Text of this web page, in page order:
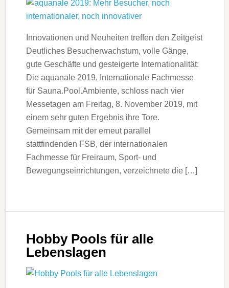
Innovationen und Neuheiten treffen den Zeitgeist
Deutliches Besucherwachstum, volle Gänge,
gute Geschäfte und gesteigerte Internationalität:
Die aquanale 2019, Internationale Fachmesse
für Sauna.Pool.Ambiente, schloss nach vier
Messetagen am Freitag, 8. November 2019, mit
einem sehr guten Ergebnis ihre Tore.
Gemeinsam mit der erneut parallel
stattfindenden FSB, der internationalen
Fachmesse für Freiraum, Sport- und
Bewegungseinrichtungen, verzeichnete die […]
Hobby Pools für alle
Lebenslagen